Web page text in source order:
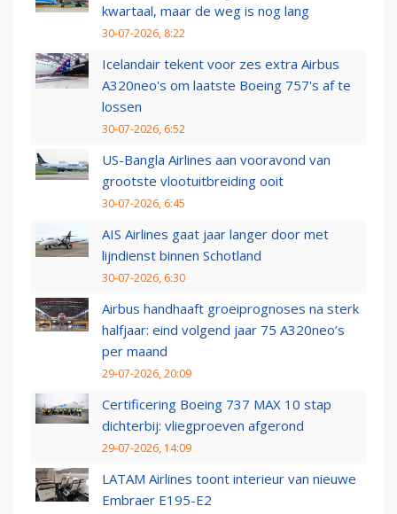
kwartaal, maar de weg is nog lang
30-07-2026, 8:22
Icelandair tekent voor zes extra Airbus
A320neo's om laatste Boeing 757's af te
lossen
30-07-2026, 6:52
US-Bangla Airlines aan vooravond van
grootste vlootuitbreiding ooit
30-07-2026, 6:45
AIS Airlines gaat jaar langer door met
lijndienst binnen Schotland
30-07-2026, 6:30
Airbus handhaaft groeiprognoses na sterk
halfjaar: eind volgend jaar 75 A320neo’s
per maand
29-07-2026, 20:09
Certificering Boeing 737 MAX 10 stap
dichterbij: vliegproeven afgerond
29-07-2026, 14:09
LATAM Airlines toont interieur van nieuwe
Embraer E195-E2